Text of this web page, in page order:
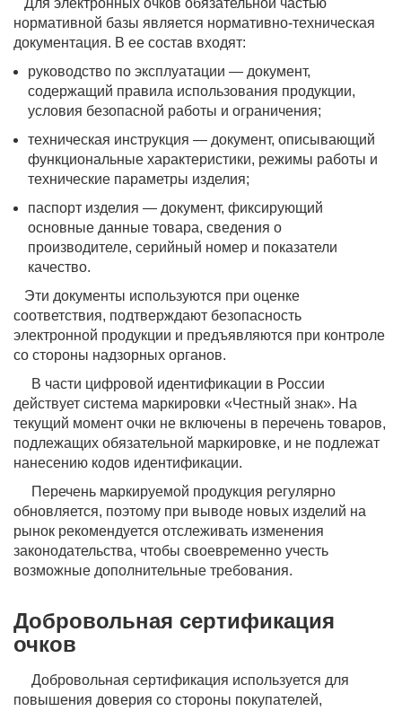
Для электронных очков обязательной частью
нормативной базы является нормативно-техническая
документация. В ее состав входят:
руководство по эксплуатации — документ,
содержащий правила использования продукции,
условия безопасной работы и ограничения;
техническая инструкция — документ, описывающий
функциональные характеристики, режимы работы и
технические параметры изделия;
паспорт изделия — документ, фиксирующий
основные данные товара, сведения о
производителе, серийный номер и показатели
качество.
Эти документы используются при оценке
соответствия, подтверждают безопасность
электронной продукции и предъявляются при контроле
со стороны надзорных органов.
В части цифровой идентификации в России
действует система маркировки «Честный знак». На
текущий момент очки не включены в перечень товаров,
подлежащих обязательной маркировке, и не подлежат
нанесению кодов идентификации.
Перечень маркируемой продукция регулярно
обновляется, поэтому при выводе новых изделий на
рынок рекомендуется отслеживать изменения
законодательства, чтобы своевременно учесть
возможные дополнительные требования.
Добровольная сертификация
очков
Добровольная сертификация используется для
повышения доверия со стороны покупателей,